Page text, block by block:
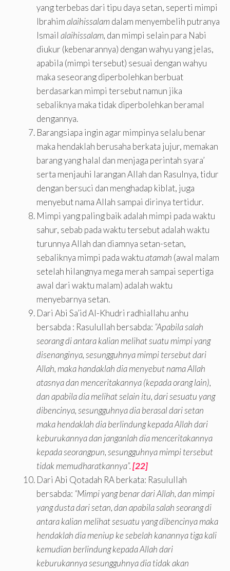
yang terbebas dari tipu daya setan, seperti mimpi
Ibrahimalaihissalamdalam menyembelih putranya
Ismail alaihissalam, dan mimpi selain para Nabi
diukur (kebenarannya) dengan wahyu yang jelas,
apabila (mimpi tersebut) sesuai dengan wahyu
maka seseorang diperbolehkan berbuat
berdasarkan mimpi tersebut namun jika
sebaliknya maka tidak diperbolehkan beramal
dengannya.
Barangsiapa ingin agar mimpinya selalu benar
maka hendaklah berusaha berkata jujur, memakan
barang yang halal dan menjaga perintah syara’
serta menjauhi larangan Allah dan Rasulnya, tidur
dengan bersuci dan menghadap kiblat, juga
menyebut nama Allah sampai dirinya tertidur.
Mimpi yang paling baik adalah mimpi pada waktu
sahur, sebab pada waktu tersebut adalah waktu
turunnya Allah dan diamnya setan-setan,
sebaliknya mimpi pada waktuatamah (awal malam
setelah hilangnya mega merah sampai sepertiga
awal dari waktu malam) adalah waktu
menyebarnya setan.
Dari Abi Sa’id Al-Khudri radhiallahu anhu
bersabda : Rasulullah bersabda: “Apabila salah
seorang di antara kalian melihat suatu mimpi yang
disenanginya, sesungguhnya mimpi tersebut dari
Allah, maka handaklah dia menyebut nama Allah
atasnya dan menceritakannya (kepada orang lain),
dan apabila dia melihat selain itu, dari sesuatu yang
dibencinya, sesungguhnya dia berasal dari setan
maka hendaklah dia berlindung kepada Allah dari
keburukannya dan janganlah dia menceritakannya
kepada seorangpun, sesungguhnya mimpi tersebut
tidak memudharatkannya”.[22]
Dari Abi Qotadah RA berkata: Rasulullah
bersabda: “Mimpi yang benar dari Allah, dan mimpi
yang dusta dari setan, dan apabila salah seorang di
antara kalian melihat sesuatu yang dibencinya maka
hendaklah dia meniup ke sebelah kanannya tiga kali
kemudian berlindung kepada Allah dari
keburukannya sesungguhnya dia tidak akan